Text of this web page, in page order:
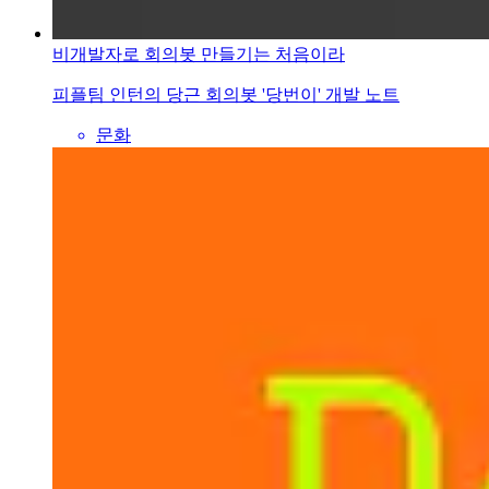
비개발자로 회의봇 만들기는 처음이라
피플팀 인턴의 당근 회의봇 '당번이' 개발 노트
문화